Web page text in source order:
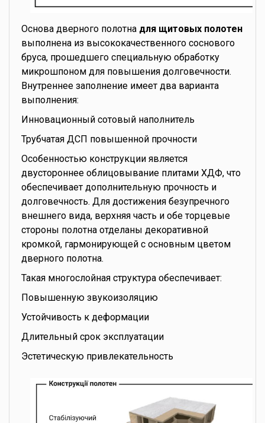
Основа дверного полотна для щитовых полотен
выполнена из высококачественного соснового
бруса, прошедшего специальную обработку
микрошпоном для повышения долговечности.
Внутреннее заполнение имеет два варианта
выполнения:
Инновационный сотовый наполнитель
Трубчатая ДСП повышенной прочности
Особенностью конструкции является
двустороннее облицовывание плитами ХДФ, что
обеспечивает дополнительную прочность и
долговечность. Для достижения безупречного
внешнего вида, верхняя часть и обе торцевые
стороны полотна отделаны декоративной
кромкой, гармонирующей с основным цветом
дверного полотна.
Такая многослойная структура обеспечивает:
Повышенную звукоизоляцию
Устойчивость к деформации
Длительный срок эксплуатации
Эстетическую привлекательность